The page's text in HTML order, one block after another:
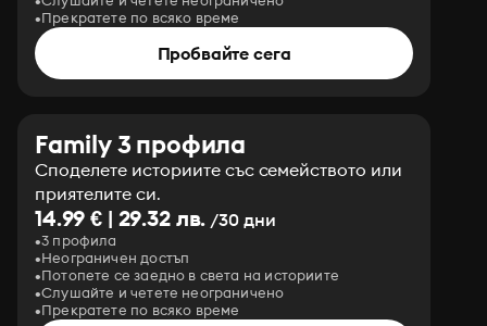
Прекратете по всяко време
Пробвайте сега
Family 3 профила
Споделете историите със семейството или
приятелите си.
14.99 € | 29.32 лв. /30 дни
3 профила
Неограничен достъп
Потопете се заедно в света на историите
Слушайте и четете неограничено
Прекратете по всяко време